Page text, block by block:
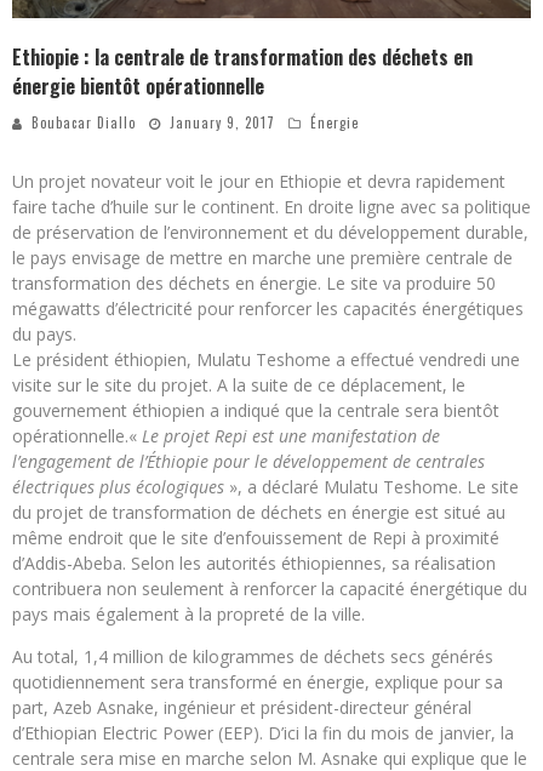
Ethiopie : la centrale de transformation des déchets en
énergie bientôt opérationnelle
Boubacar Diallo January 9, 2017 Énergie
Un projet novateur voit le jour en Ethiopie et devra rapidement
faire tache d’huile sur le continent. En droite ligne avec sa politique
de préservation de l’environnement et du développement durable,
le pays envisage de mettre en marche une première centrale de
transformation des déchets en énergie. Le site va produire 50
mégawatts d’électricité pour renforcer les capacités énergétiques
du pays.
Le président éthiopien, Mulatu Teshome a effectué vendredi une
visite sur le site du projet. A la suite de ce déplacement, le
gouvernement éthiopien a indiqué que la centrale sera bientôt
opérationnelle.« Le projet Repi est une manifestation de
l’engagement de l’Éthiopie pour le développement de centrales
électriques plus écologiques », a déclaré Mulatu Teshome. Le site
du projet de transformation de déchets en énergie est situé au
même endroit que le site d’enfouissement de Repi à proximité
d’Addis-Abeba. Selon les autorités éthiopiennes, sa réalisation
contribuera non seulement à renforcer la capacité énergétique du
pays mais également à la propreté de la ville.
Au total, 1,4 million de kilogrammes de déchets secs générés
quotidiennement sera transformé en énergie, explique pour sa
part, Azeb Asnake, ingénieur et président-directeur général
d’Ethiopian Electric Power (EEP). D’ici la fin du mois de janvier, la
centrale sera mise en marche selon M. Asnake qui explique que le